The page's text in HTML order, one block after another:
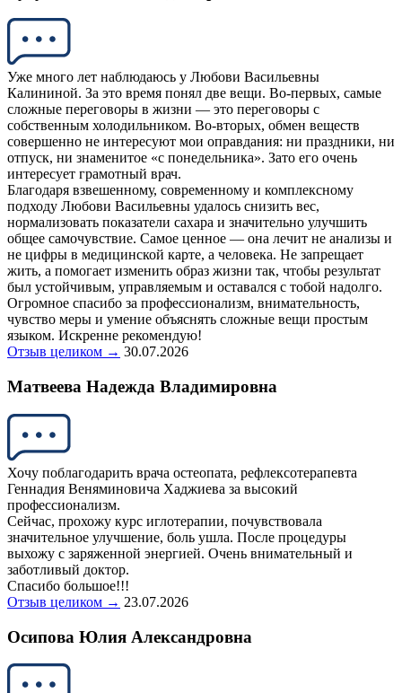
Уже много лет наблюдаюсь у Любови Васильевны
Калининой. За это время понял две вещи. Во-первых, самые
сложные переговоры в жизни — это переговоры с
собственным холодильником. Во-вторых, обмен веществ
совершенно не интересуют мои оправдания: ни праздники, ни
отпуск, ни знаменитое «с понедельника». Зато его очень
интересует грамотный врач.
Благодаря взвешенному, современному и комплексному
подходу Любови Васильевны удалось снизить вес,
нормализовать показатели сахара и значительно улучшить
общее самочувствие. Самое ценное — она лечит не анализы и
не цифры в медицинской карте, а человека. Не запрещает
жить, а помогает изменить образ жизни так, чтобы результат
был устойчивым, управляемым и оставался с тобой надолго.
Огромное спасибо за профессионализм, внимательность,
чувство меры и умение объяснять сложные вещи простым
языком. Искренне рекомендую!
Отзыв целиком → 30.07.2026
Матвеева Надежда Владимировна
Хочу поблагодарить врача остеопата, рефлексотерапевта
Геннадия Веняминовича Хаджиева за высокий
профессионализм.
Сейчас, прохожу курс иглотерапии, почувствовала
значительное улучшение, боль ушла. После процедуры
выхожу с заряженной энергией. Очень внимательный и
заботливый доктор.
Спасибо большое!!!
Отзыв целиком → 23.07.2026
Осипова Юлия Александровна